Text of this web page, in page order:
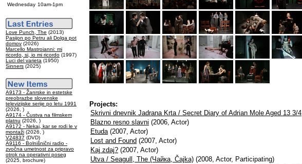
Wednesday 10am-1pm
Love Punch, The (2013)
Pasijon po Petru ali Dolga pot
domov (2026)
Marcello Mastroianni: mi
ricordo, si, io mi ricordo (1997)
Luci del varieta (1950)
Sinners (2025)
A9173 - Žanrske in estetske
preobrazbe slovenske
televizijske serije po letu 1991
(2026, )
A9174 - Čustva na filmskem
platnu (2026, )
A9172 - Nekaj, kar se rodi le v
montaži (2026, )
V24837 (DVD)
A9116 - Bolnišnični radio -
zvočna umetnost za pripravo
otrok na operativni poseg
(2025, brochure)
Projects:
Skrivni dnevnik Jadrana Krta / Secret Diary of Adrian Mole Aged 13 3/4
Blazno resno slavni (2006, Actor)
Etuda(2007, Actor)
Lost and Found (2007, Actor)
Kaj zdaj? (2007, Actor)
Utva / Seagull, The (Чайка, Čajka) (2008, Actor, Participating)